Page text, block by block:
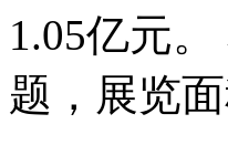
1.05亿元
题，展览